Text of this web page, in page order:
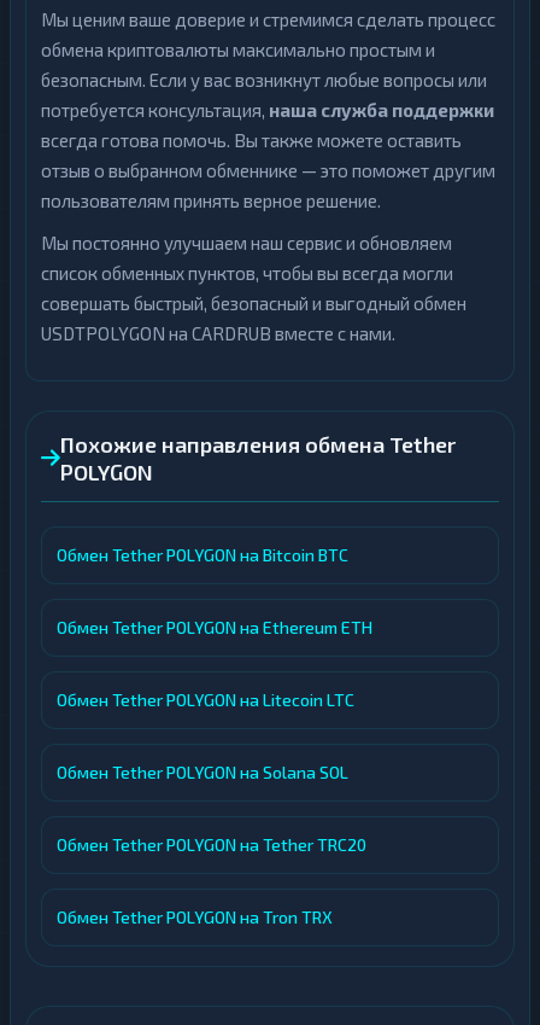
Мы ценим ваше доверие и стремимся сделать процесс
обмена криптовалюты максимально простым и
безопасным. Если у вас возникнут любые вопросы или
потребуется консультация, наша служба поддержки
всегда готова помочь. Вы также можете оставить
отзыв о выбранном обменнике — это поможет другим
пользователям принять верное решение.
Мы постоянно улучшаем наш сервис и обновляем
список обменных пунктов, чтобы вы всегда могли
совершать быстрый, безопасный и выгодный обмен
USDTPOLYGON на CARDRUB вместе с нами.
Похожие направления обмена Tether
POLYGON
Обмен Tether POLYGON на Bitcoin BTC
Обмен Tether POLYGON на Ethereum ETH
Обмен Tether POLYGON на Litecoin LTC
Обмен Tether POLYGON на Solana SOL
Обмен Tether POLYGON на Tether TRC20
Обмен Tether POLYGON на Tron TRX